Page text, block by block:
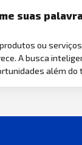
suas
ou
A busca
além do